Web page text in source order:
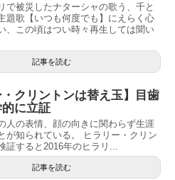
で被災したナターシャの歌う、千と
題歌【いつも何度でも】にえらく心
、この頃はつい時々再生しては聞い
記事を読む
・クリントンは替え玉】目歯
に立証
人の表情、顔の向きに関わらず生涯
が知られている。 ヒラリー・クリン
証すると2016年のヒラリ...
記事を読む